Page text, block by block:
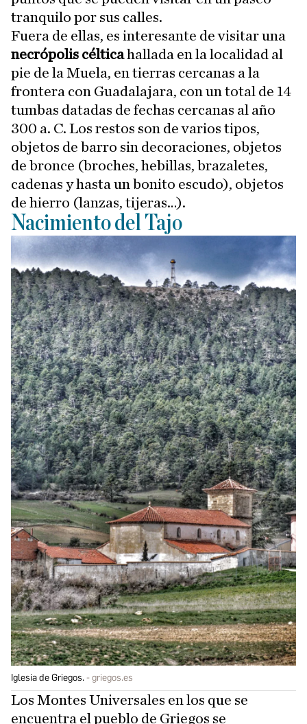
tranquilo por sus calles.
Fuera de ellas, es interesante de visitar una
necrópolis célticahallada en la localidad al
pie de la Muela, en tierras cercanas a la
frontera con Guadalajara, con un total de 14
tumbas datadas de fechas cercanas al año
300 a. C. Los restos son de varios tipos,
objetos de barro sin decoraciones, objetos
de bronce (broches, hebillas, brazaletes,
cadenas y hasta un bonito escudo), objetos
de hierro (lanzas, tijeras…).
Nacimiento del Tajo
Iglesia de Griegos. griegos.es
Los Montes Universales en los que se
encuentra el pueblo de Griegos se